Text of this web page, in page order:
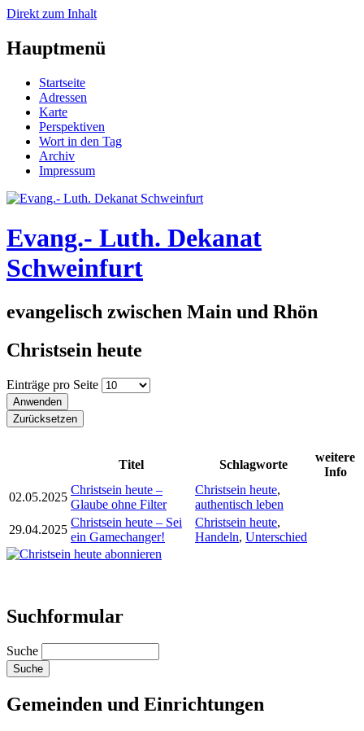
Direkt zum Inhalt
Hauptmenü
Startseite
Adressen
Karte
Perspektiven
Wort in den Tag
Archiv
Impressum
Evang.- Luth. Dekanat
Schweinfurt
evangelisch zwischen Main und Rhön
Christsein heute
Einträge pro Seite
Titel Schlagworte
weitere
Info
02.05.2025
Christsein heute –
Glaube ohne Filter
Christsein heute,
authentisch leben
29.04.2025
Christsein heute – Sei
ein Gamechanger!
Christsein heute,
Handeln, Unterschied
Suchformular
Suche
Gemeinden und Einrichtungen